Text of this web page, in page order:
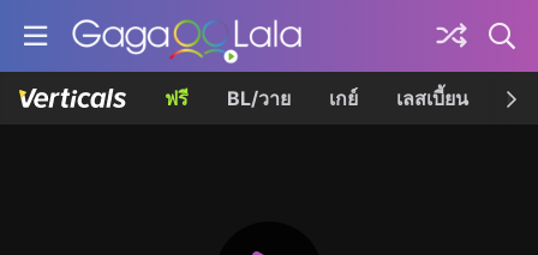
ฟรี BL/วาย เกย์ เลสเบี้ยน เค